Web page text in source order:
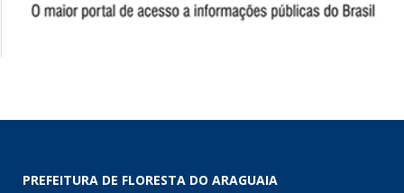
PREFEITURA DE FLORESTA DO ARAGUAIA